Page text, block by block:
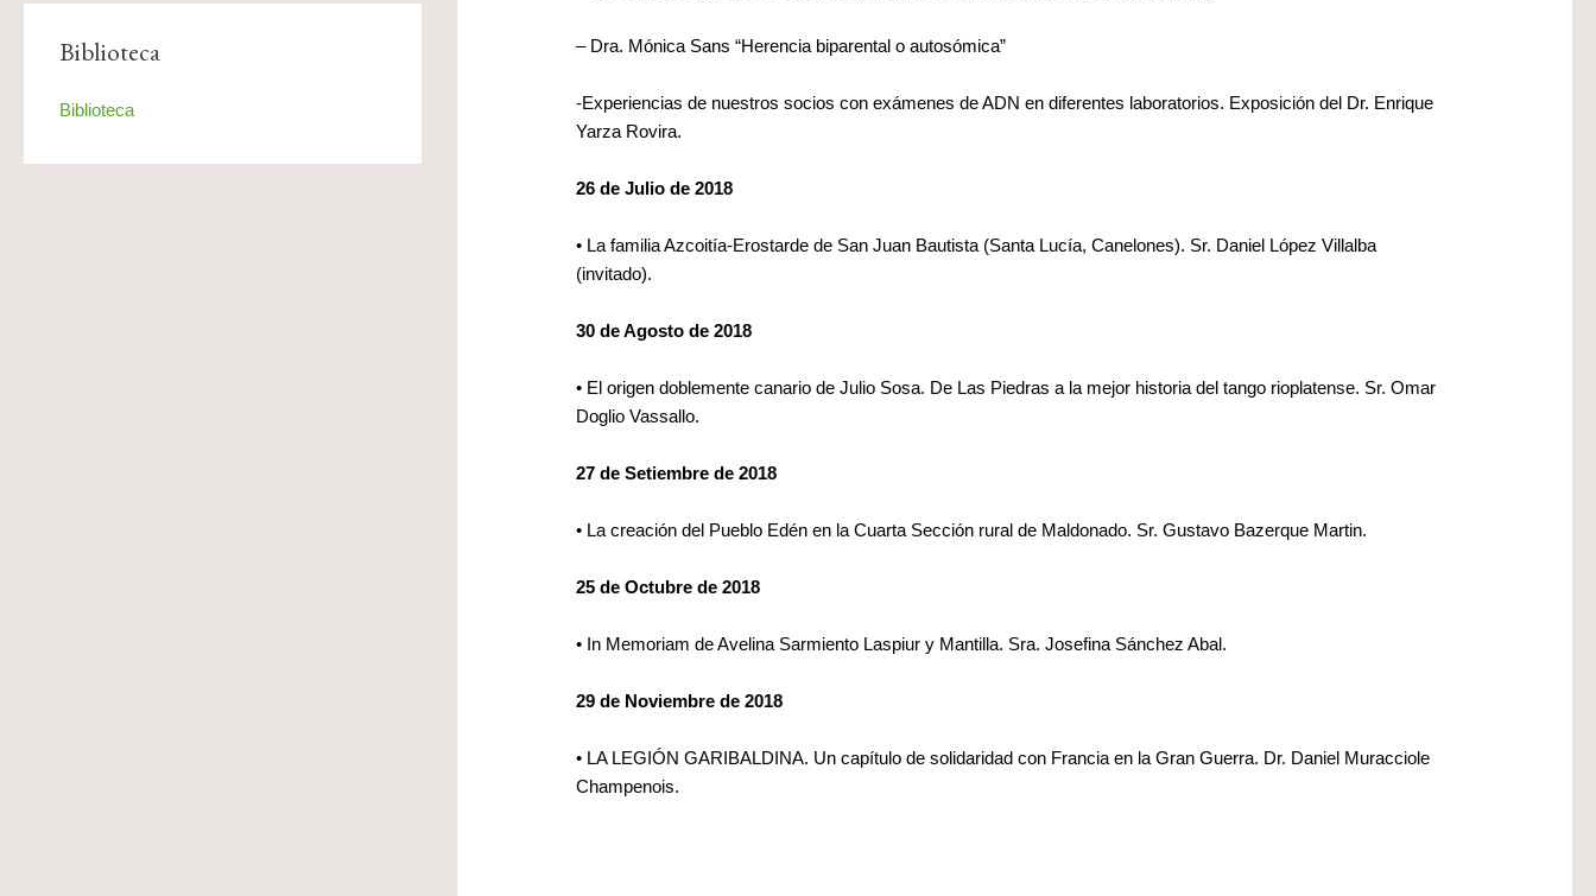
Biblioteca
Biblioteca
– Dra. Mónica Sans “Herencia biparental o autosómica”
-Experiencias de nuestros socios con exámenes de ADN en diferentes laboratorios. Exposición del Dr. Enrique
Yarza Rovira.
26 de Julio de 2018
• La familia Azcoitía-Erostarde de San Juan Bautista (Santa Lucía, Canelones). Sr. Daniel López Villalba
(invitado).
30 de Agosto de 2018
• El origen doblemente canario de Julio Sosa. De Las Piedras a la mejor historia del tango rioplatense. Sr. Omar
Doglio Vassallo.
27 de Setiembre de 2018
• La creación del Pueblo Edén en la Cuarta Sección rural de Maldonado. Sr. Gustavo Bazerque Martin.
25 de Octubre de 2018
• In Memoriam de Avelina Sarmiento Laspiur y Mantilla. Sra. Josefina Sánchez Abal.
29 de Noviembre de 2018
• LA LEGIÓN GARIBALDINA. Un capítulo de solidaridad con Francia en la Gran Guerra. Dr. Daniel Muracciole
Champenois.